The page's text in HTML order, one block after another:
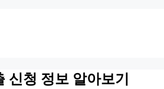
신청 정보 알아보기